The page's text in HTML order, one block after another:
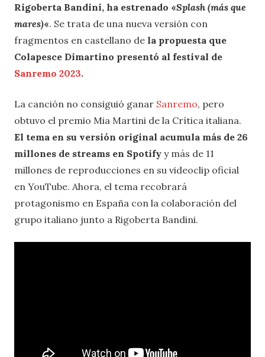
Rigoberta Bandini, ha estrenado «Splash (más que
mares)«. Se trata de una nueva versión con
fragmentos en castellano de la propuesta que
Colapesce Dimartino presentó al festival de
Sanremo 2023.
La canción no consiguió ganar Sanremo, pero
obtuvo el premio Mia Martini de la Crítica italiana.
El tema en su versión original acumula más de 26
millones de streams en Spotify y más de 11
millones de reproducciones en su videoclip oficial
en YouTube. Ahora, el tema recobrará
protagonismo en España con la colaboración del
grupo italiano junto a Rigoberta Bandini.